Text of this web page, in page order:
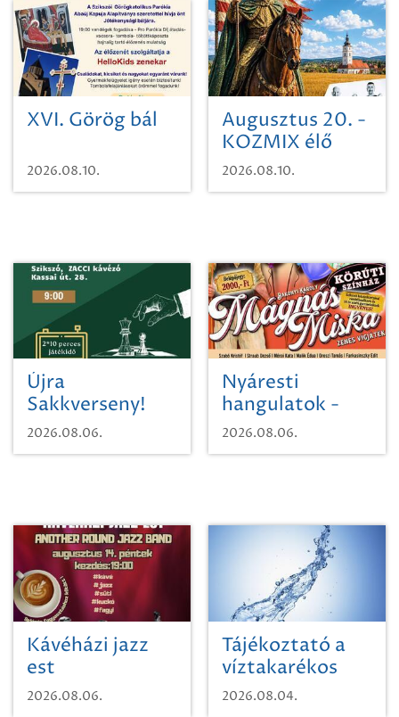
XVI. Görög bál
2026.08.10.
Augusztus 20. -
KOZMIX élő
koncert
2026.08.10.
Újra
Sakkverseny!
2026.08.06.
Nyáresti
hangulatok -
Mágnás Miska
2026.08.06.
Kávéházi jazz
est
2026.08.06.
Tájékoztató a
víztakarékos
vízhasználatról
2026.08.04.